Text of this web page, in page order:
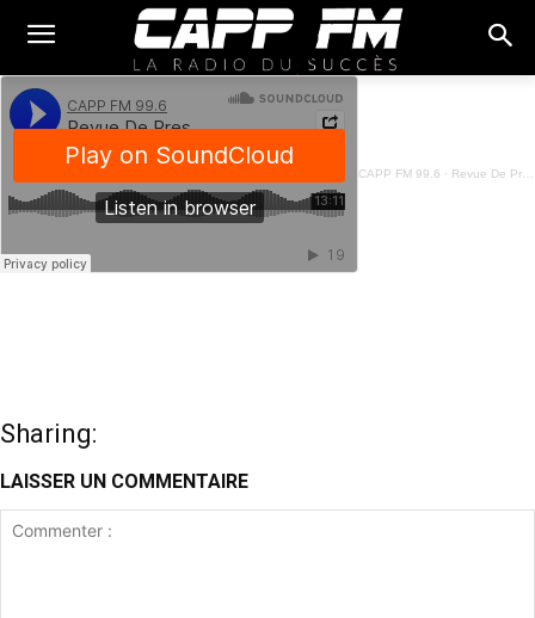
CAPP FM 99.6 · Revue De Presse Fon - 03 Juin 2024
Sharing:
LAISSER UN COMMENTAIRE